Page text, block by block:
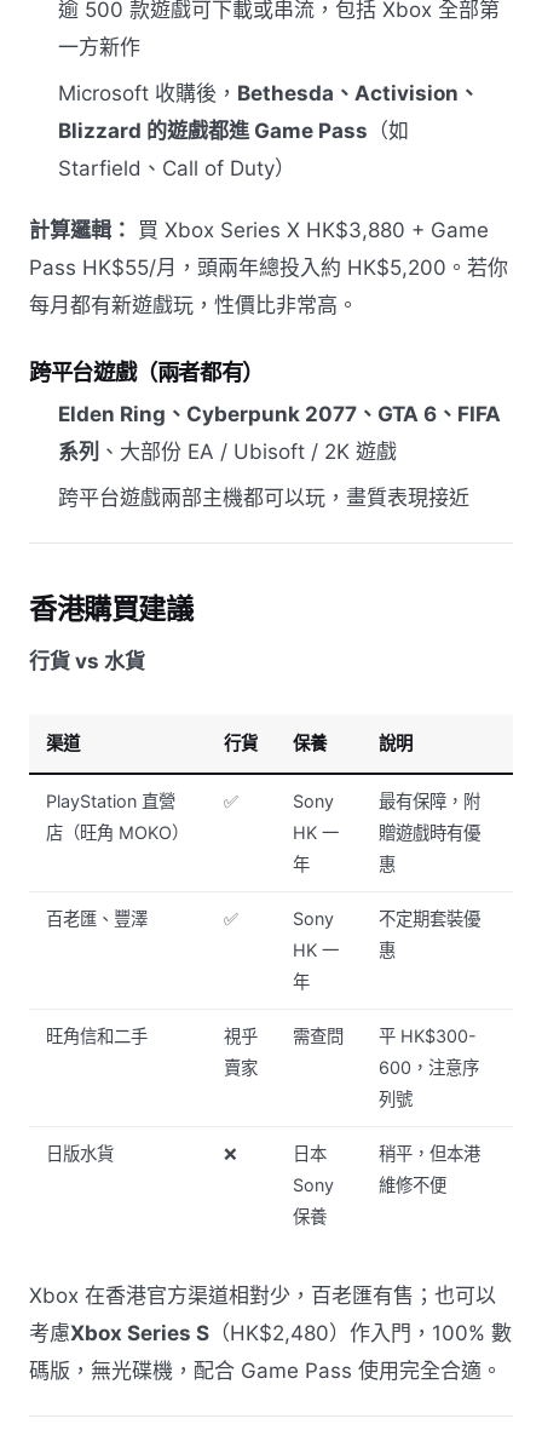
逾 500 款遊戲可下載或串流，包括 Xbox 全部第
一方新作
Microsoft 收購後， Bethesda、Activision、
Blizzard 的遊戲都進 Game Pass （如
Starfield、Call of Duty）
計算邏輯：
買 Xbox Series X HK$3,880 + Game
Pass HK$55/月，頭兩年總投入約 HK$5,200。若你
每月都有新遊戲玩，性價比非常高。
跨平台遊戲（兩者都有）
Elden Ring、Cyberpunk 2077、GTA 6、FIFA
系列 、大部份 EA / Ubisoft / 2K 遊戲
跨平台遊戲兩部主機都可以玩，畫質表現接近
香港購買建議
行貨 vs 水貨
渠道 行貨 保養 說明
PlayStation 直營
店（旺角 MOKO）
✅
Sony
HK 一
年
最有保障，附
贈遊戲時有優
惠
百老匯、豐澤 ✅
Sony
HK 一
年
不定期套裝優
惠
旺角信和二手
視乎
賣家
需查問
平 HK$300-
600，注意序
列號
日版水貨 ❌
日本
Sony
保養
稍平，但本港
維修不便
Xbox 在香港官方渠道相對少，百老匯有售；也可以
考慮Xbox Series S （HK$2,480）作入門，100% 數
碼版，無光碟機，配合 Game Pass 使用完全合適。